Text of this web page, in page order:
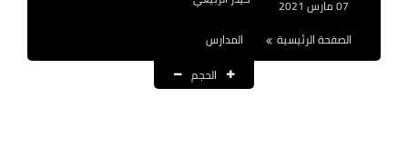
العقود والاجور اليومية
الصفحة الرئيسية
المدارس
الحجم